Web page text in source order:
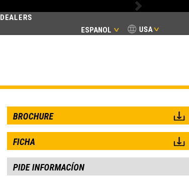
USA
ESPANOL
DEALERS
Next
BROCHURE
FICHA
PIDE INFORMACÍON